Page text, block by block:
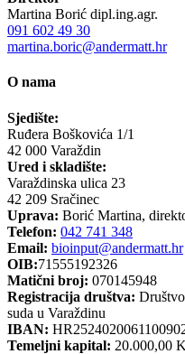
Martina Borić dipl.ing.agr.
091 602 49 30
martina.boric@andermatt.hr
O nama
Sjedište:
Ruđera Boškovića 1/1
42 000 Varaždin
Ured i skladište:
Varaždinska ulica 23
42 209 Sračinec
Uprava: Borić Martina,
Telefon: 042 741 348
Email: bioinput@andermatt.hr
OIB:71555192326
Matični broj: 070145948
Registracija društva:
suda u Varaždinu
IBAN:
Temeljni kapital: 20.000,00